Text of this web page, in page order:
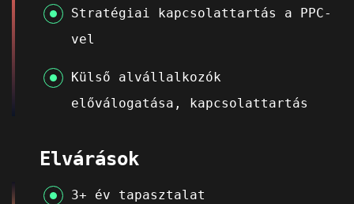
Stratégiai kapcsolattartás a PPC-
vel
Külső alvállalkozók
előválogatása, kapcsolattartás
Elvárások
3+ év tapasztalat